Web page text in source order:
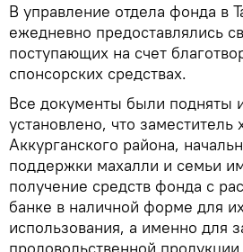
В управление отдела фонда в
ежедневно предоставлялись
поступающих на счет
спонсорских средствах.
Все документы были подняты
установлено, что заместитель
Аккурганского района,
поддержки махалли и семьи
получение средств фонда с
банке в наличной форме для
использования, а именно для